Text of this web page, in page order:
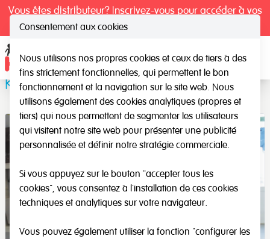
Vous êtes distributeur? Inscrivez-vous pour accéder à vos
tarifs exclusifs.
Kit de psychomotricité
Consentement aux cookies
Nous utilisons nos propres cookies et ceux de tiers à des
fins strictement fonctionnelles, qui permettent le bon
fonctionnement et la navigation sur le site web. Nous
utilisons également des cookies analytiques (propres et
tiers) qui nous permettent de segmenter les utilisateurs
qui visitent notre site web pour présenter une publicité
personnalisée et définir notre stratégie commerciale.
Si vous appuyez sur le bouton "accepter tous les
cookies", vous consentez à l'installation de ces cookies
techniques et analytiques sur votre navigateur.
Vous pouvez également utiliser la fonction "configurer les